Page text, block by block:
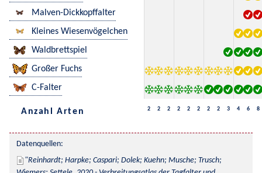
Malven-Dickkopffalter
Kleines Wiesenvögelchen
Waldbrettspiel
Großer Fuchs
C-Falter
Anzahl Arten 2 2 2 2 2 2 2 2 3 4 6 8
Datenquellen:
Reinhardt; Harpke; Caspari; Dolek; Kuehn; Musche; Trusch;